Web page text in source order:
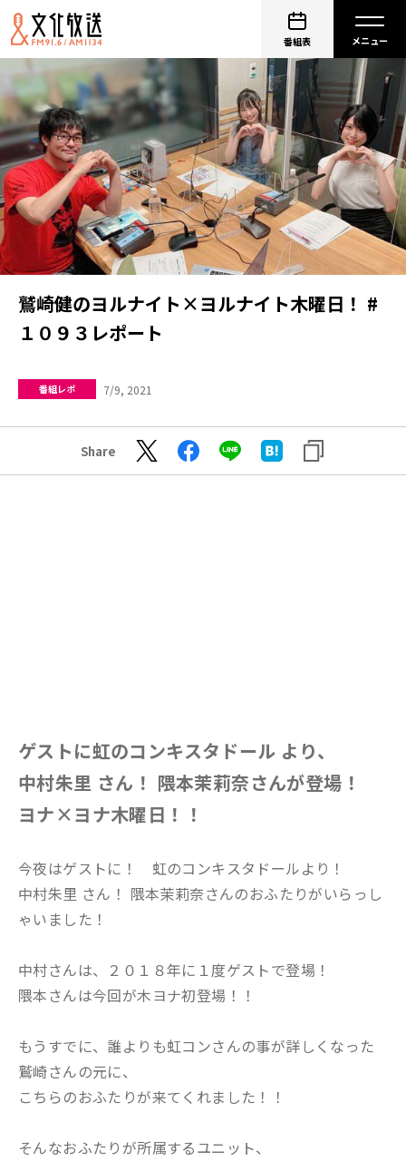
番組表
鷲崎健のヨルナイト×ヨルナイト木曜日！ #
１０９３レポート
番組レポ 7/9, 2021
Share
ゲストに虹のコンキスタドール より、
中村朱里 さん！ 隈本茉莉奈さんが登場！
ヨナ×ヨナ木曜日！！
今夜はゲストに！ 虹のコンキスタドールより！
中村朱里 さん！ 隈本茉莉奈さんのおふたりがいらっし
ゃいました！
中村さんは、２０１８年に１度ゲストで登場！
隈本さんは今回が木ヨナ初登場！！
もうすでに、誰よりも虹コンさんの事が詳しくなった
鷲崎さんの元に、
こちらのおふたりが来てくれました！！
そんなおふたりが所属するユニット、